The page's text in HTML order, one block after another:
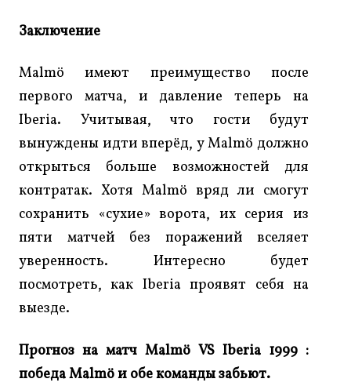
Заключение
Malmö имеют преимущество после
первого матча, и давление теперь на
Iberia. Учитывая, что гости будут
вынуждены идти вперёд, у Malmö должно
открыться больше возможностей для
контратак. Хотя Malmö вряд ли смогут
сохранить «сухие» ворота, их серия из
пяти матчей без поражений вселяет
уверенность. Интересно будет
посмотреть, как Iberia проявят себя на
выезде.
Прогноз на матч Malmö VS Iberia 1999 :
победа Malmö и обе команды забьют.